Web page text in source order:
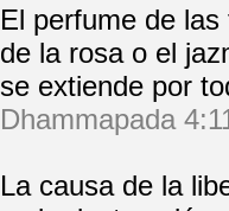
El perfume de
de la rosa o el
se extiende por
Dhammapada
La causa de la